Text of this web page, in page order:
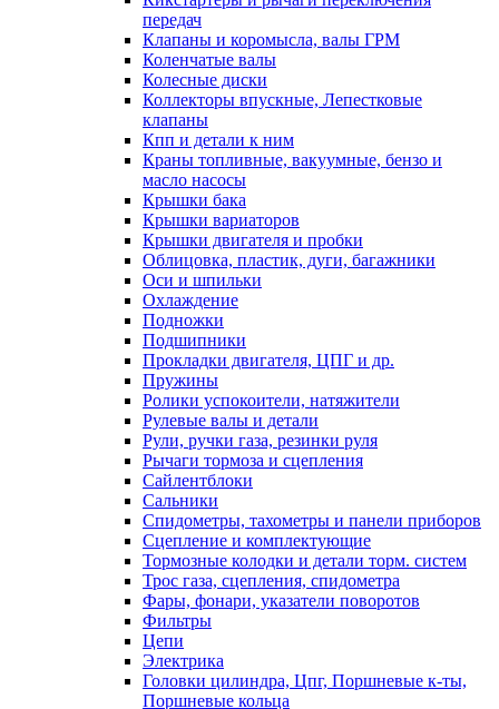
передач
Клапаны и коромысла, валы ГРМ
Коленчатые валы
Колесные диски
Коллекторы впускные, Лепестковые
клапаны
Кпп и детали к ним
Краны топливные, вакуумные, бензо и
масло насосы
Крышки бака
Крышки вариаторов
Крышки двигателя и пробки
Облицовка, пластик, дуги, багажники
Оси и шпильки
Охлаждение
Подножки
Подшипники
Прокладки двигателя, ЦПГ и др.
Пружины
Ролики успокоители, натяжители
Рулевые валы и детали
Рули, ручки газа, резинки руля
Рычаги тормоза и сцепления
Сайлентблоки
Сальники
Спидометры, тахометры и панели приборов
Сцепление и комплектующие
Тормозные колодки и детали торм. систем
Трос газа, сцепления, спидометра
Фары, фонари, указатели поворотов
Фильтры
Цепи
Электрика
Головки цилиндра, Цпг, Поршневые к-ты,
Поршневые кольца